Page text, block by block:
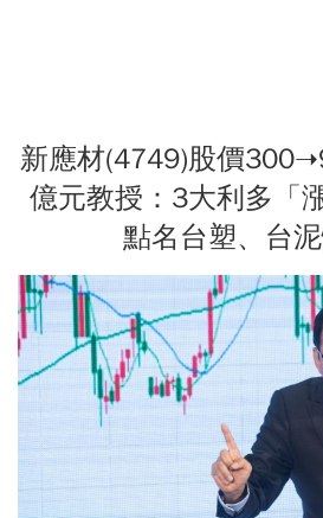
新應材(4749)股價
億元教授：3大利多「
點名台塑、台